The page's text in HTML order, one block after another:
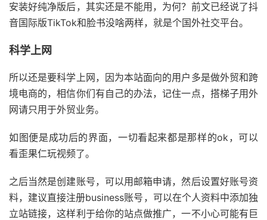
安装好纯净版后，其实还是不能用，为何？前文已经说了抖
音国际版TikTok和脸书没啥两样，就是个国外社交平台。
科学上网
所以还是要科学上网，因为本站面向的用户多是做外贸和跨
境电商的，相信你们有自己的办法，记住一点，搭梯子用外
网请只用于外贸业务。
如图便是成功后的界面，一切看起来都是那样的ok，可以
看歪果仁玩视频了。
之后当然是创建账号，可以用邮箱申请，然后设置好账号资
料，建议直接注册business账号，可以在个人资料中添加独
立站链接，这样利于给你的站点做推广，一不小心可能有巨